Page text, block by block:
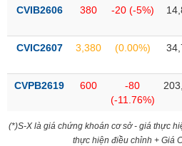
CVIB2606 380 -20 (-5%)
CVIC2607 3,380 (0.00%)
CVPB2619 600
-80
(-11.76%)
(*)S-X là giá chứng khoán cơ sở - giá thực
thực hiện điều chỉnh + Giá
BẤT
SẢN
chứng
khoán